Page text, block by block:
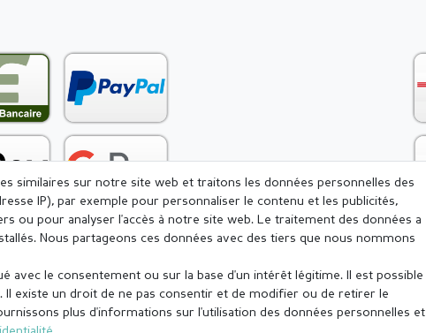
de confidentialité Conditions générales Droit de rétractation
similaires sur notre site web et traitons les données personnelles des
IP), par exemple pour personnaliser le contenu et les publicités,
ou pour analyser l'accès à notre site web. Le traitement des données a
Nous partageons ces données avec des tiers que nous nommons
avec le consentement ou sur la base d'un intérêt légitime. Il est possible
existe un droit de ne pas consentir et de modifier ou de retirer le
plus d'informations sur l'utilisation des données personnelles et